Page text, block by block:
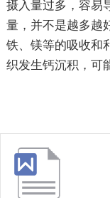
摄入量过多，容易
量，并不是越多越
铁、镁等的吸收和
织发生钙沉积，可